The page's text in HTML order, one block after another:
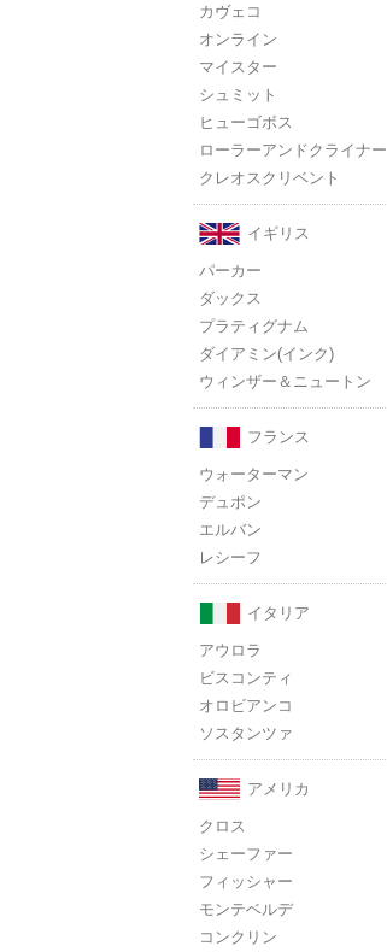
カヴェコ
オンライン
マイスター
シュミット
ヒューゴボス
ローラーアンドクライナー
クレオスクリベント
イギリス
パーカー
ダックス
プラティグナム
ダイアミン(インク)
ウィンザー＆ニュートン
フランス
ウォーターマン
デュポン
エルバン
レシーフ
イタリア
アウロラ
ビスコンティ
オロビアンコ
ソスタンツァ
アメリカ
クロス
シェーファー
フィッシャー
モンテベルデ
コンクリン